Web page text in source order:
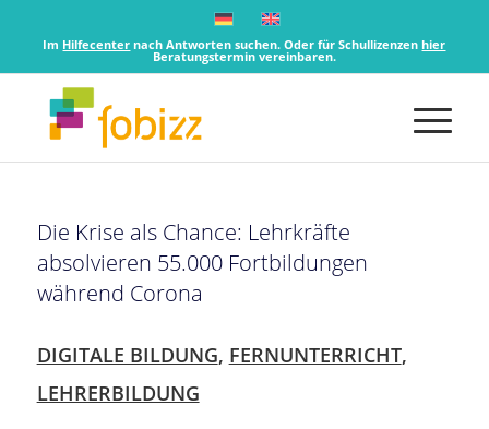
Im Hilfecenter nach Antworten suchen. Oder für Schullizenzenhier
Beratungstermin vereinbaren.
Die Krise als Chance: Lehrkräfte
absolvieren 55.000 Fortbildungen
während Corona
DIGITALE BILDUNG, FERNUNTERRICHT,
LEHRERBILDUNG